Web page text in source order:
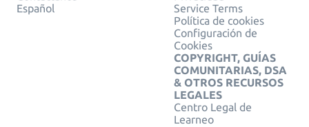
Español
Service Terms
Política de cookies
Configuración de
Cookies
COPYRIGHT, GUÍAS
COMUNITARIAS, DSA
& OTROS RECURSOS
LEGALES
Centro Legal de
Learneo